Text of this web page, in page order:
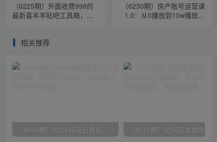
（6225期）外面收费998的
最新喜羊羊贴吧工具箱，号
（6230期）房产账号运营课
1.0：从0播放到10w播放，
相关推荐